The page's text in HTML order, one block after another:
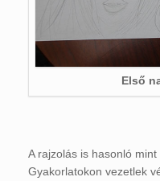
Első
A rajzolás is hasonló
Gyakorlatokon vezetlek